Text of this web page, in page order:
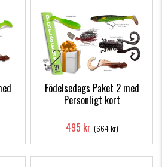
Födelsedags Paket 2 med
Personligt kort
495 kr (664 kr)